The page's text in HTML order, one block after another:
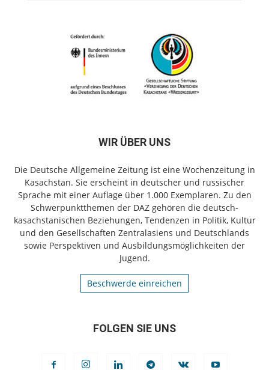
WIR ÜBER UNS
Die Deutsche Allgemeine Zeitung ist eine Wochenzeitung in
Kasachstan. Sie erscheint in deutscher und russischer
Sprache mit einer Auflage über 1.000 Exemplaren. Zu den
Schwerpunktthemen der DAZ gehören die deutsch-
kasachstanischen Beziehungen, Tendenzen in Politik, Kultur
und den Gesellschaften Zentralasiens und Deutschlands
sowie Perspektiven und Ausbildungsmöglichkeiten der
Jugend.
Beschwerde einreichen
FOLGEN SIE UNS